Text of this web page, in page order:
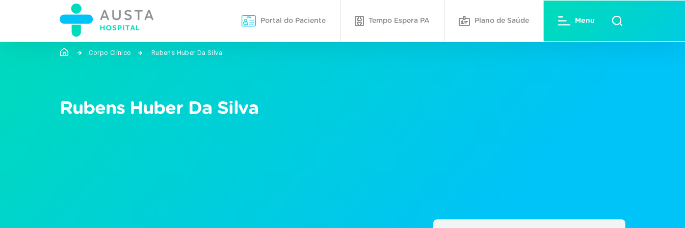
Portal do Paciente Tempo Espera PA Plano de Saúde Menu
Corpo Clínico Rubens Huber Da Silva
Rubens Huber Da Silva